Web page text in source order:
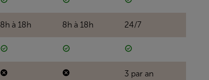
8h à 18h 8h à 18h 24/7
3 par an